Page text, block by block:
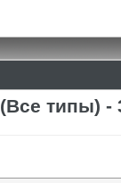
типы) -